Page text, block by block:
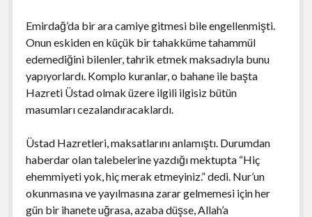
Emirdağ’da bir ara camiye gitmesi bile engellenmişti.
Onun eskiden en küçük bir tahakküme tahammül
edemediğini bilenler, tahrik etmek maksadıyla bunu
yapıyorlardı. Komplo kuranlar, o bahane ile başta
Hazreti Üstad olmak üzere ilgili ilgisiz bütün
masumları cezalandıracaklardı.
Üstad Hazretleri, maksatlarını anlamıştı. Durumdan
haberdar olan talebelerine yazdığı mektupta “Hiç
ehemmiyeti yok, hiç merak etmeyiniz.” dedi. Nur’un
okunmasına ve yayılmasına zarar gelmemesi için her
gün bir ihanete uğrasa, azaba düşse, Allah’a